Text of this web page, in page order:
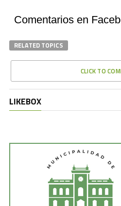
Comentarios en
RELATED TOPICS
CLICK TO
LIKEBOX